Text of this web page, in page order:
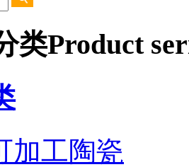
类Product
加工陶瓷